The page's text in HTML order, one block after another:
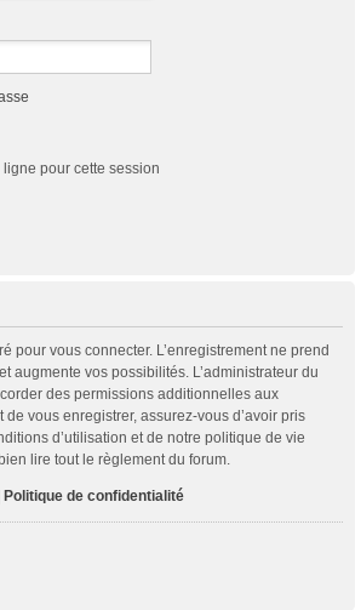
pour cette session
pour vous connecter. L’enregistrement ne prend
augmente vos possibilités. L’administrateur du
des permissions additionnelles aux
de vous enregistrer, assurez-vous d’avoir pris
d’utilisation et de notre politique de vie
lire tout le règlement du forum.
Politique de confidentialité